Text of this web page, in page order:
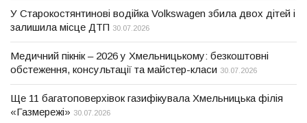
У Старокостянтинові водійка Volkswagen збила двох дітей і
залишила місце ДТП 30.07.2026
Медичний пікнік – 2026 у Хмельницькому: безкоштовні
обстеження, консультації та майстер-класи 30.07.2026
Ще 11 багатоповерхівок газифікувала Хмельницька філія
«Газмережі» 30.07.2026